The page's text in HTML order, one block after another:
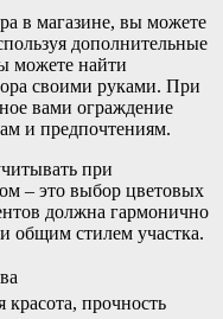
в магазине, вы можете
дополнительные
можете найти
своими руками. При
вами ограждение
и предпочтениям.
при
– это выбор цветовых
должна гармонично
общим стилем участка.
красота, прочность